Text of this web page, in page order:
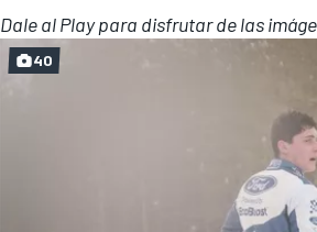
Dale al Play para disfrutar de las
40